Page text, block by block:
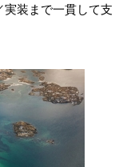
実装まで一貫して支